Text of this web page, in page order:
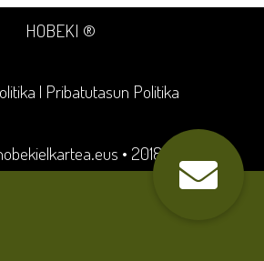
HOBEKI ®
| Pribatutasun Politika
• 2018